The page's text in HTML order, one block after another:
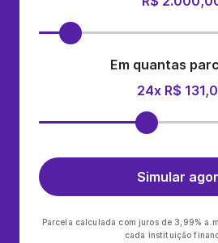
Em quantas
24x R$
Simular
Parcela calculada com juros de 3,99%
cada instituição